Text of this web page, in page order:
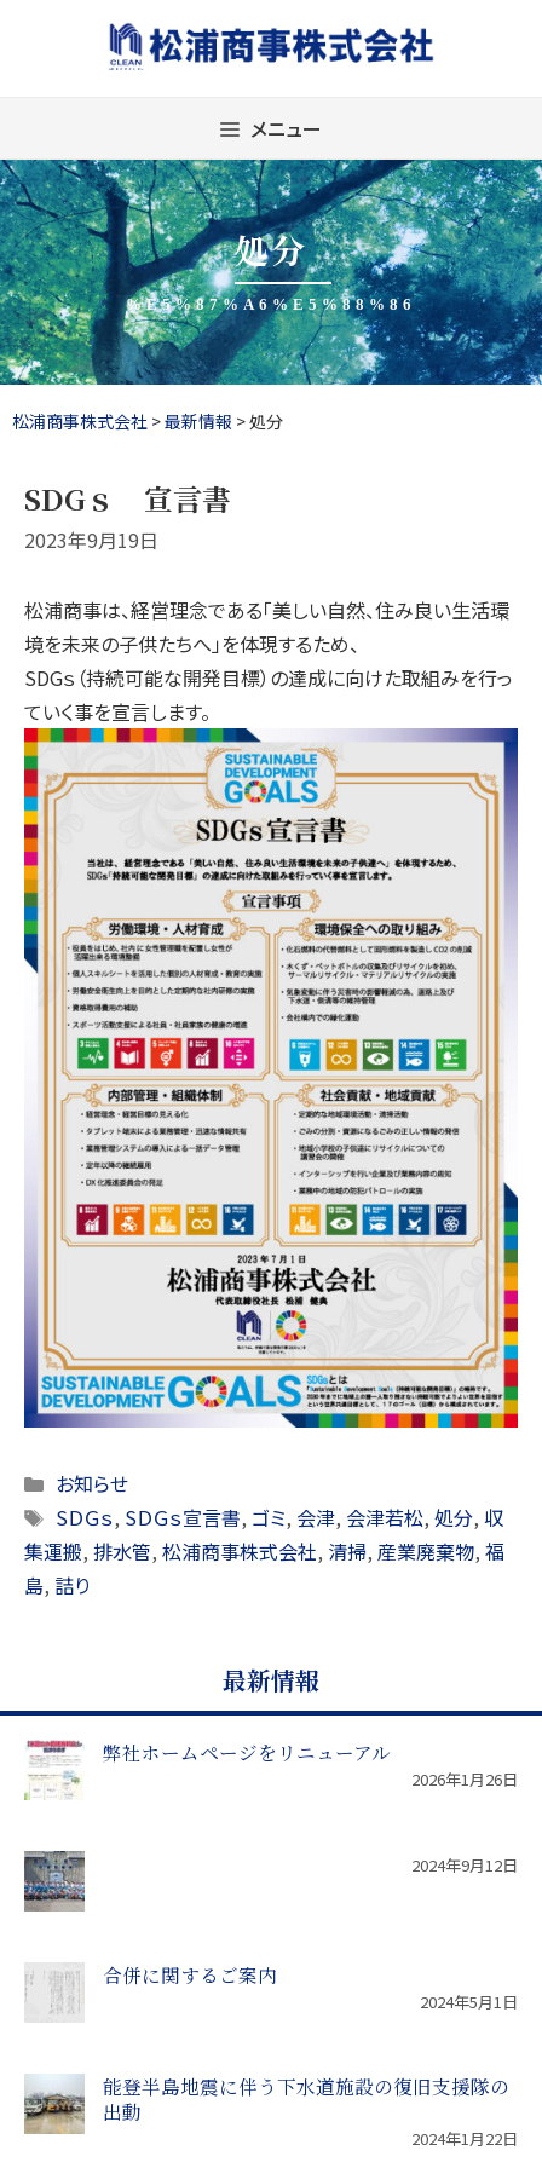
メニュー
処分
%E5%87%A6%E5%88%86
松浦商事株式会社 >最新情報 >処分
SDGｓ 宣言書
2023年9月19日
松浦商事は、経営理念である「美しい自然、住み良い生活環
境を未来の子供たちへ」を体現するため、
SDGｓ（持続可能な開発目標）の達成に向けた取組みを行っ
ていく事を宣言します。
Categories
お知らせ
Tags
SＤＧｓ, SＤＧｓ宣言書, ゴミ, 会津, 会津若松, 処分, 収
集運搬, 排水管, 松浦商事株式会社, 清掃, 産業廃棄物, 福
島, 詰り
最新情報
弊社ホームページをリニューアル
2026年1月26日
2024年9月12日
合併に関するご案内
2024年5月1日
能登半島地震に伴う下水道施設の復旧支援隊の
出動
2024年1月22日